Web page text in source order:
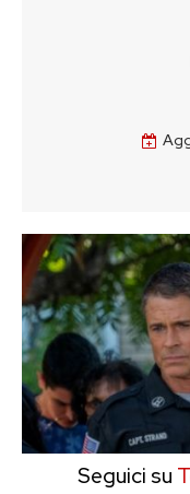
Seguici su